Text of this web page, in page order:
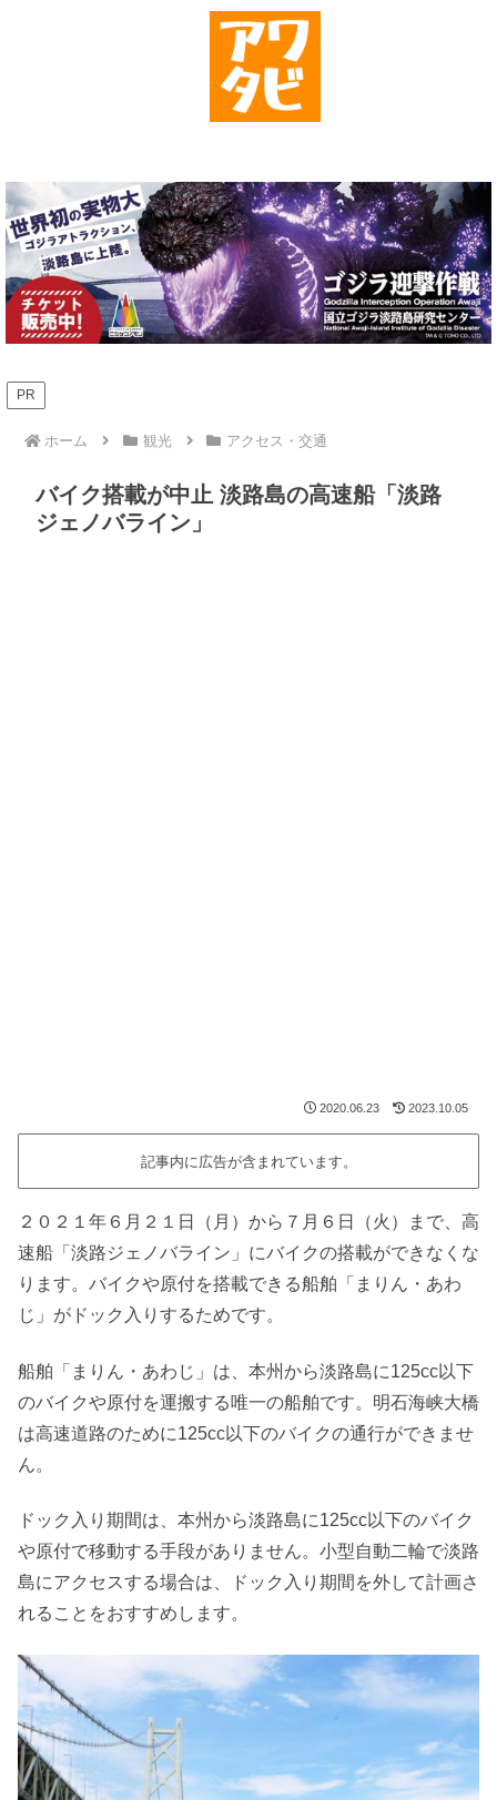
PR
ホーム 観光 アクセス・交通
バイク搭載が中止 淡路島の高速船「淡路
ジェノバライン」
2020.06.23 2023.10.05
記事内に広告が含まれています。
２０２１年６月２１日（月）から７月６日（火）まで、高
速船「淡路ジェノバライン」にバイクの搭載ができなくな
ります。バイクや原付を搭載できる船舶「まりん・あわ
じ」がドック入りするためです。
船舶「まりん・あわじ」は、本州から淡路島に125cc以下
のバイクや原付を運搬する唯一の船舶です。明石海峡大橋
は高速道路のために125cc以下のバイクの通行ができませ
ん。
ドック入り期間は、本州から淡路島に125cc以下のバイク
や原付で移動する手段がありません。小型自動二輪で淡路
島にアクセスする場合は、ドック入り期間を外して計画さ
れることをおすすめします。